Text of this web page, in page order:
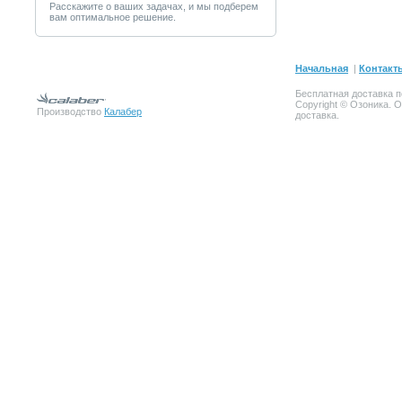
Расскажите о ваших задачах, и мы подберем
вам оптимальное решение.
Начальная |
Производство Калабер
Бесплатная доставка
Copyright © Озоника.
доставка.